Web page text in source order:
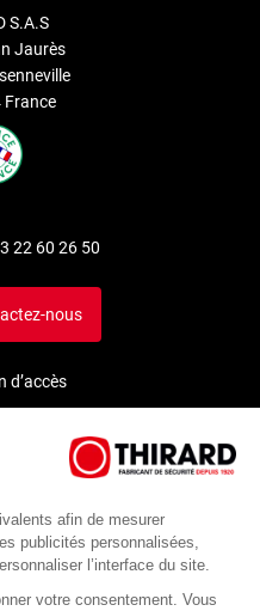
S.A.S
Jaurès
France
22 60 26 50
nous
d’accès
afin de mesurer
publicités personnalisées,
l’interface du site.
votre consentement. Vous